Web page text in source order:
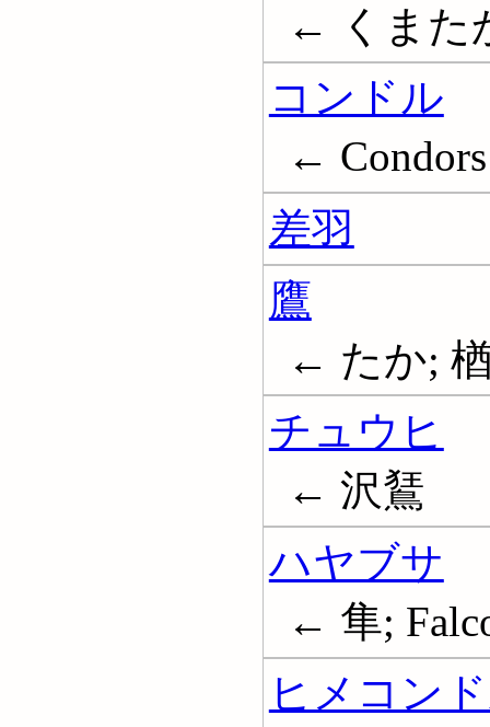
← くまた
コンドル
← Condors
差羽
鷹
← たか;
チュウヒ
← 沢鵟
ハヤブサ
← 隼;
ヒメコン